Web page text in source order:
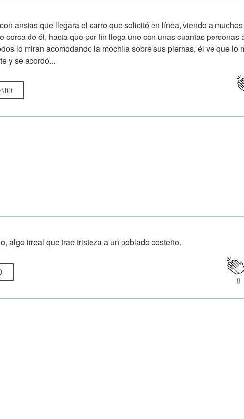
ansias que llegara el carro que solicitó en línea, viendo a
cerca de él, hasta que por fin llega uno con unas cuantas personas
lo miran acomodando la mochila sobre sus piernas, él ve que lo
y se acordó...
algo irreal que trae tristeza a un poblado costeño.
0